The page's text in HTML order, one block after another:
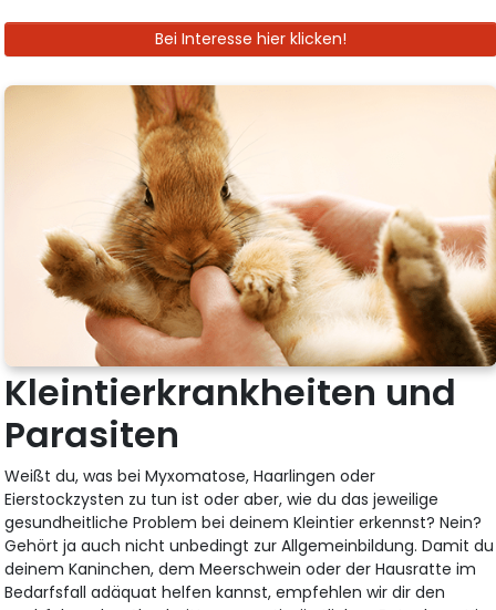
Bei Interesse hier klicken!
Kleintierkrankheiten und
Parasiten
Weißt du, was bei Myxomatose, Haarlingen oder
Eierstockzysten zu tun ist oder aber, wie du das jeweilige
gesundheitliche Problem bei deinem Kleintier erkennst? Nein?
Gehört ja auch nicht unbedingt zur Allgemeinbildung. Damit du
deinem Kaninchen, dem Meerschwein oder der Hausratte im
Bedarfsfall adäquat helfen kannst, empfehlen wir dir den